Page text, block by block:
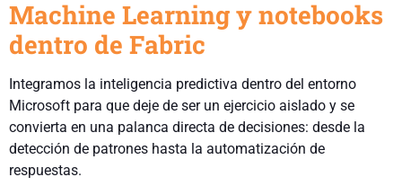
Machine Learning y notebooks
dentro de Fabric
Integramos la inteligencia predictiva dentro del entorno
Microsoft para que deje de ser un ejercicio aislado y se
convierta en una palanca directa de decisiones: desde la
detección de patrones hasta la automatización de
respuestas.